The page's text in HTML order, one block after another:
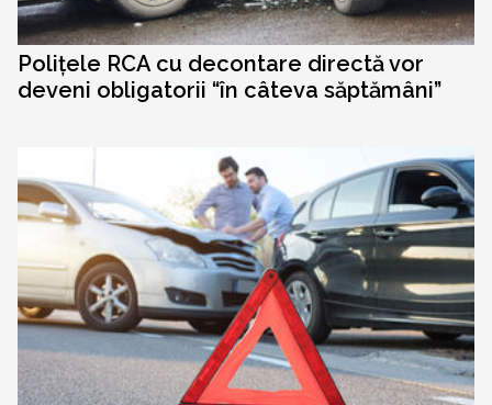
Polițele RCA cu decontare directă vor
deveni obligatorii “în câteva săptămâni”